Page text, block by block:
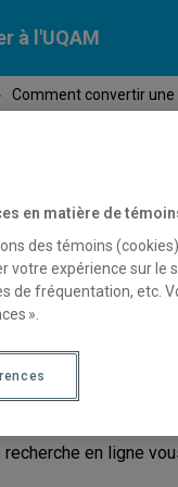
à l'UQAM
Comment convertir une
systèmes
recherche en ligne
en matière de
des témoins
votre expérience sur le
de fréquentation, etc.
».